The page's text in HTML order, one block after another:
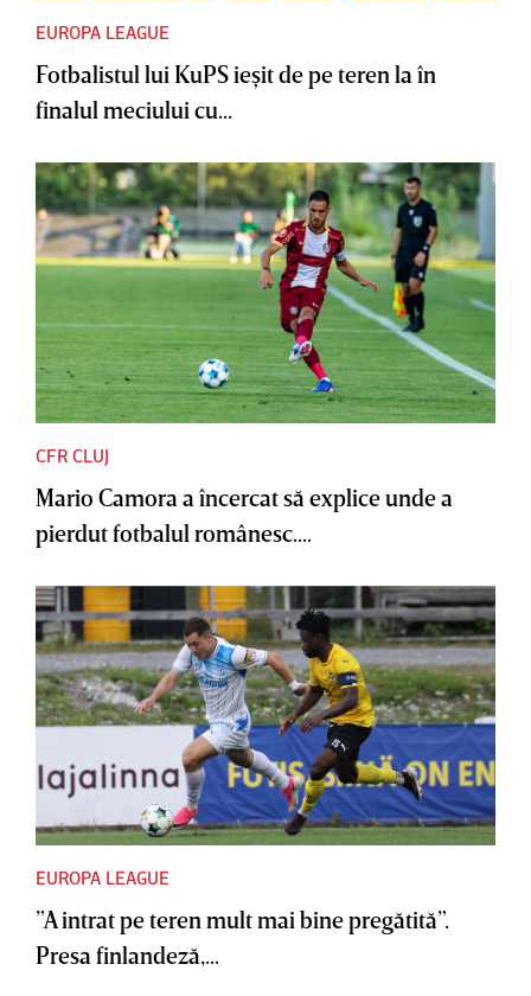
EUROPA LEAGUE
Fotbalistul lui KuPS ieşit de pe teren la în
finalul meciului cu...
CFR CLUJ
Mario Camora a încercat să explice unde a
pierdut fotbalul românesc....
EUROPA LEAGUE
”A intrat pe teren mult mai bine pregătită”.
Presa finlandeză,...